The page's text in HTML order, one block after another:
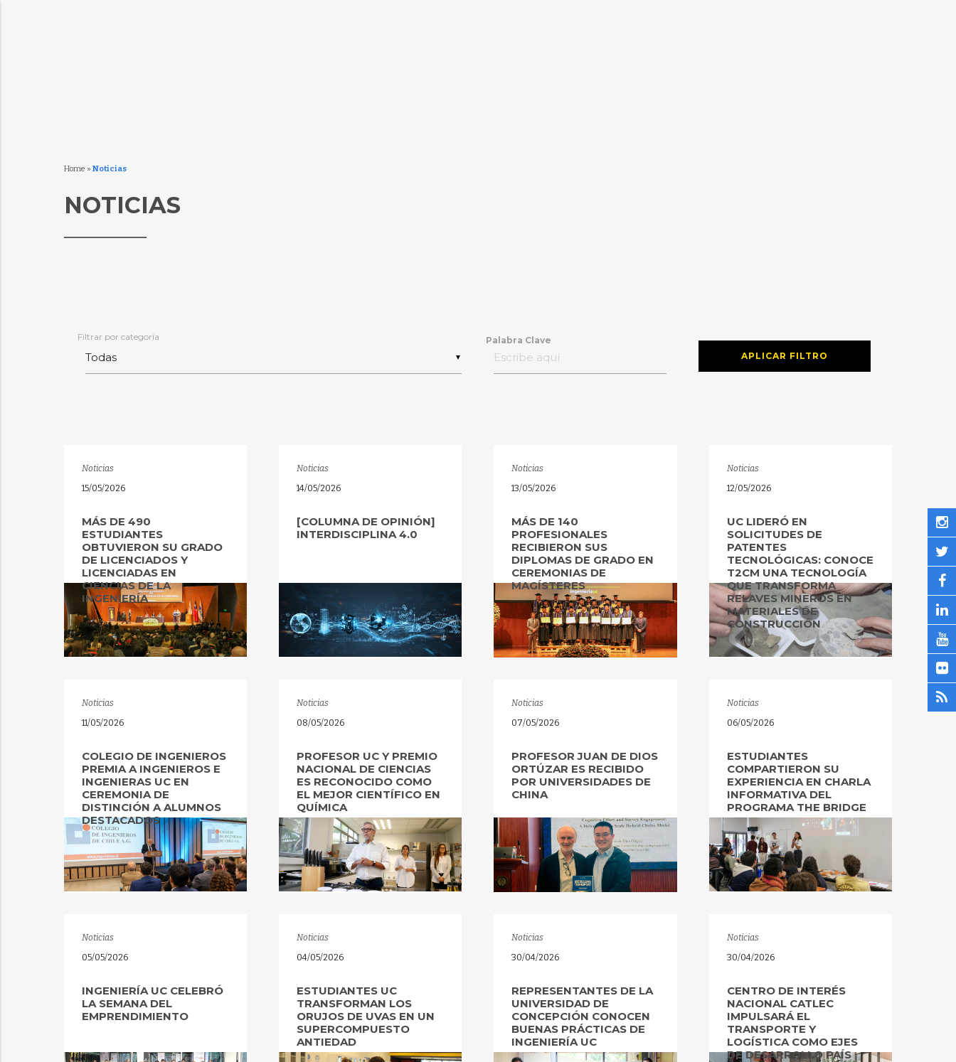
Home » Noticias
NOTICIAS
▼
Filtrar por categoría
Palabra Clave
APLICAR FILTRO
Noticias
15/05/2026
MÁS DE 490
ESTUDIANTES
OBTUVIERON SU GRADO
DE LICENCIADOS Y
LICENCIADAS EN
CIENCIAS DE LA
INGENIERÍA
Noticias
14/05/2026
[COLUMNA DE OPINIÓN]
INTERDISCIPLINA 4.0
Noticias
13/05/2026
MÁS DE 140
PROFESIONALES
RECIBIERON SUS
DIPLOMAS DE GRADO EN
CEREMONIAS DE
MAGÍSTERES
Noticias
12/05/2026
UC LIDERÓ EN
SOLICITUDES DE
PATENTES
TECNOLÓGICAS: CONOCE
T2CM UNA TECNOLOGÍA
QUE TRANSFORMA
RELAVES MINEROS EN
MATERIALES DE
CONSTRUCCIÓN
Noticias
11/05/2026
COLEGIO DE INGENIEROS
PREMIA A INGENIEROS E
INGENIERAS UC EN
CEREMONIA DE
DISTINCIÓN A ALUMNOS
DESTACADOS
Noticias
08/05/2026
PROFESOR UC Y PREMIO
NACIONAL DE CIENCIAS
ES RECONOCIDO COMO
EL MEJOR CIENTÍFICO EN
QUÍMICA
Noticias
07/05/2026
PROFESOR JUAN DE DIOS
ORTÚZAR ES RECIBIDO
POR UNIVERSIDADES DE
CHINA
Noticias
06/05/2026
ESTUDIANTES
COMPARTIERON SU
EXPERIENCIA EN CHARLA
INFORMATIVA DEL
PROGRAMA THE BRIDGE
Noticias
05/05/2026
INGENIERÍA UC CELEBRÓ
LA SEMANA DEL
EMPRENDIMIENTO
Noticias
04/05/2026
ESTUDIANTES UC
TRANSFORMAN LOS
ORUJOS DE UVAS EN UN
SUPERCOMPUESTO
ANTIEDAD
Noticias
30/04/2026
REPRESENTANTES DE LA
UNIVERSIDAD DE
CONCEPCIÓN CONOCEN
BUENAS PRÁCTICAS DE
INGENIERÍA UC
Noticias
30/04/2026
CENTRO DE INTERÉS
NACIONAL CATLEC
IMPULSARÁ EL
TRANSPORTE Y
LOGÍSTICA COMO EJES
DE DESARROLLO PAÍS